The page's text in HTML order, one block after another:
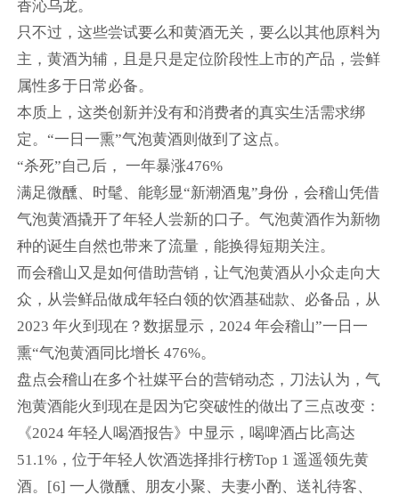
香沁乌龙。
只不过，这些尝试要么和黄酒无关，要么以其他原料为
主，黄酒为辅，且是只是定位阶段性上市的产品，尝鲜
属性多于日常必备。
本质上，这类创新并没有和消费者的真实生活需求绑
定。“一日一熏”气泡黄酒则做到了这点。
“杀死”自己后， 一年暴涨476%
满足微醺、时髦、能彰显“新潮酒鬼”身份，会稽山凭借
气泡黄酒撬开了年轻人尝新的口子。气泡黄酒作为新物
种的诞生自然也带来了流量，能换得短期关注。
而会稽山又是如何借助营销，让气泡黄酒从小众走向大
众，从尝鲜品做成年轻白领的饮酒基础款、必备品，从
2023 年火到现在？数据显示，2024 年会稽山”一日一
熏“气泡黄酒同比增长 476%。
盘点会稽山在多个社媒平台的营销动态，刀法认为，气
泡黄酒能火到现在是因为它突破性的做出了三点改变：
《2024 年轻人喝酒报告》中显示，喝啤酒占比高达
51.1%，位于年轻人饮酒选择排行榜Top 1 遥遥领先黄
酒。[6] 一人微醺、朋友小聚、夫妻小酌、送礼待客、